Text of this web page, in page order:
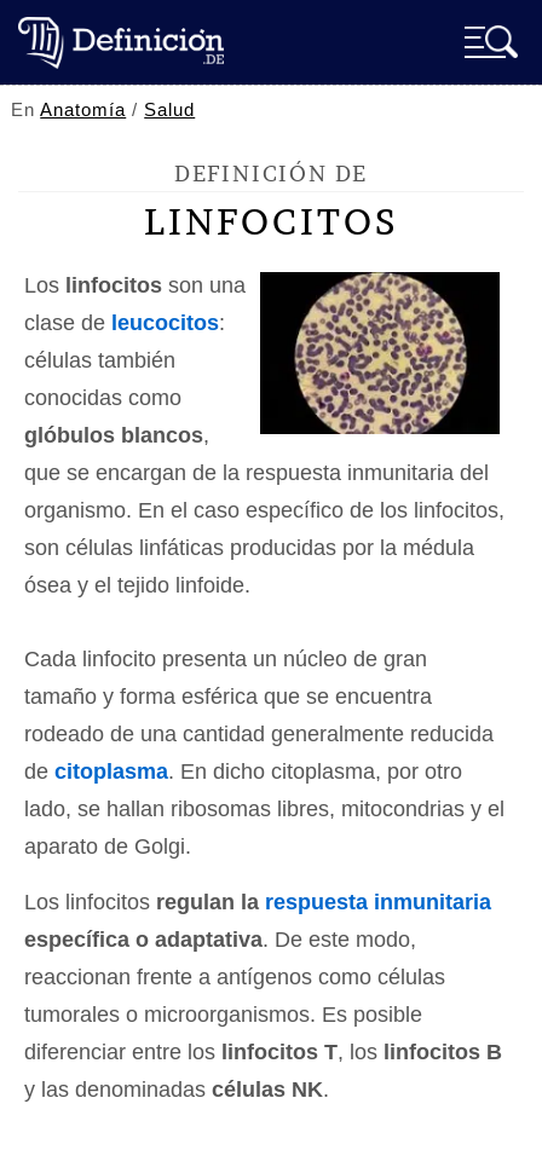
EnAnatomía / Salud
DEFINICIÓN DE
LINFOCITOS
Los linfocitos son una
clase de leucocitos:
células también
conocidas como
glóbulos blancos,
que se encargan de la respuesta inmunitaria del
organismo. En el caso específico de los linfocitos,
son células linfáticas producidas por la médula
ósea y el tejido linfoide.
Cada linfocito presenta un núcleo de gran
tamaño y forma esférica que se encuentra
rodeado de una cantidad generalmente reducida
de citoplasma. En dicho citoplasma, por otro
lado, se hallan ribosomas libres, mitocondrias y el
aparato de Golgi.
Los linfocitos regulan la respuesta inmunitaria
específica o adaptativa. De este modo,
reaccionan frente a antígenos como células
tumorales o microorganismos. Es posible
diferenciar entre los linfocitos T, los linfocitos B
y las denominadas células NK.